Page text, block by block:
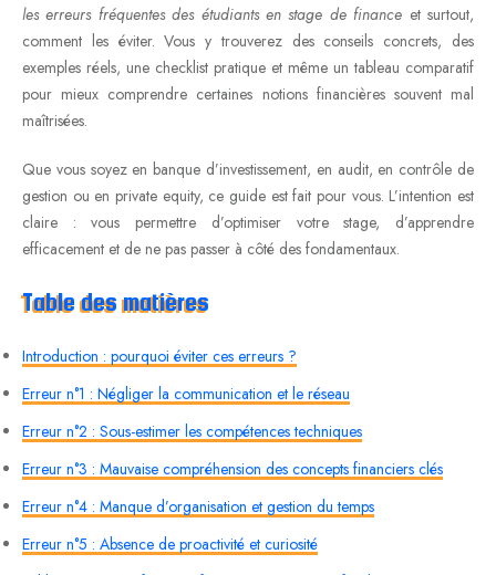
les erreurs fréquentes des étudiants en stage de finance et surtout,
comment les éviter. Vous y trouverez des conseils concrets, des
exemples réels, une checklist pratique et même un tableau comparatif
pour mieux comprendre certaines notions financières souvent mal
maîtrisées.
Que vous soyez en banque d’investissement, en audit, en contrôle de
gestion ou en private equity, ce guide est fait pour vous. L’intention est
claire : vous permettre d’optimiser votre stage, d’apprendre
efficacement et de ne pas passer à côté des fondamentaux.
Table des matières
Introduction : pourquoi éviter ces erreurs ?
Erreur n°1 : Négliger la communication et le réseau
Erreur n°2 : Sous-estimer les compétences techniques
Erreur n°3 : Mauvaise compréhension des concepts financiers clés
Erreur n°4 : Manque d’organisation et gestion du temps
Erreur n°5 : Absence de proactivité et curiosité